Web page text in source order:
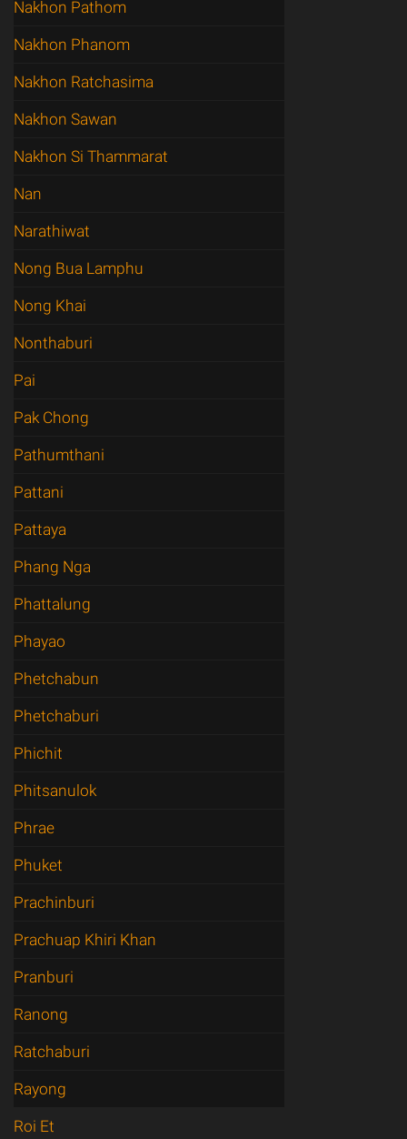
Nakhon Pathom
Nakhon Phanom
Nakhon Ratchasima
Nakhon Sawan
Nakhon Si Thammarat
Nan
Narathiwat
Nong Bua Lamphu
Nong Khai
Nonthaburi
Pai
Pak Chong
Pathumthani
Pattani
Pattaya
Phang Nga
Phattalung
Phayao
Phetchabun
Phetchaburi
Phichit
Phitsanulok
Phrae
Phuket
Prachinburi
Prachuap Khiri Khan
Pranburi
Ranong
Ratchaburi
Rayong
Roi Et